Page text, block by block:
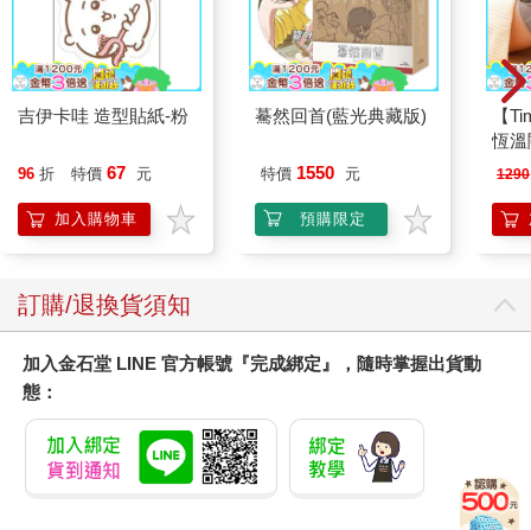
吉伊卡哇 造型貼紙-粉
96 折 特價 67 元
加入購物車
驀然回首(藍光典藏版)
特價 1550 元
預購限定
【
恆
肩/
膝
1290
訂購/退換貨須知
加入金石堂 LINE 官方帳號『完成綁定』，隨時掌握出貨動
態：